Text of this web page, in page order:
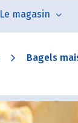
Le magasin
Bagels